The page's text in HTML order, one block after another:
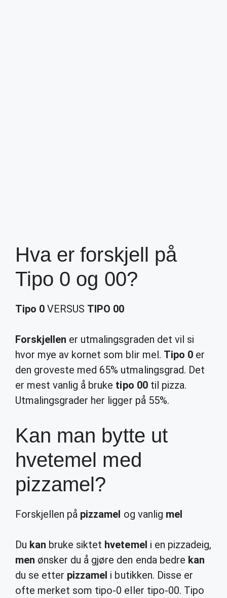
Hva er forskjell på
Tipo 0 og 00?
Tipo 0 VERSUS TIPO 00
Forskjellen er utmalingsgraden det vil si
hvor mye av kornet som blir mel. Tipo 0er
den groveste med 65% utmalingsgrad. Det
er mest vanlig å bruke tipo 00til pizza.
Utmalingsgrader her ligger på 55%.
Kan man bytte ut
hvetemel med
pizzamel?
Forskjellen på pizzamel og vanlig mel
Du kan bruke siktet hvetemel i en pizzadeig,
men ønsker du å gjøre den enda bedre kan
du se etter pizzamel i butikken. Disse er
ofte merket som tipo-0 eller tipo-00. Tipo